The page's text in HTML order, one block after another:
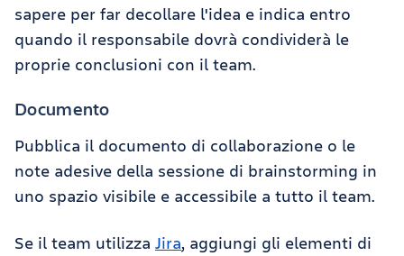
sapere per far decollare l'idea e indica entro
quando il responsabile dovrà condividerà le
proprie conclusioni con il team.
Documento
Pubblica il documento di collaborazione o le
note adesive della sessione di brainstorming in
uno spazio visibile e accessibile a tutto il team.
Se il team utilizza Jira, aggiungi gli elementi di